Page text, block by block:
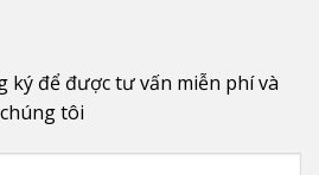
ký để được tư vấn miễn phí và
tôi